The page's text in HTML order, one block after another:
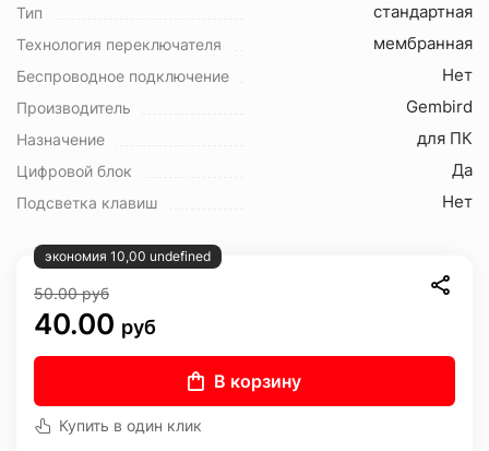
Тип стандартная
Технология переключателя мембранная
Беспроводное подключение Нет
Производитель Gembird
Назначение для ПК
Цифровой блок Да
Подсветка клавиш Нет
экономия 10,00 undefined
50.00руб
40.00 руб
В корзину
Купить в один клик